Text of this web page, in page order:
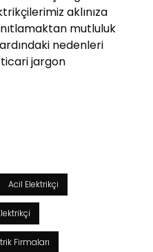
aklınıza
mutluluk
nedenleri
ticari jargon
Acil Elektrikçi
Firmaları